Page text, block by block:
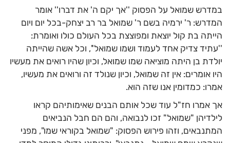
במדרש שמואל על הפסוק ''אך יקם ה' את דברו'' אומר
המדרש: ר' ירמיה בשם ר' שמואל בר רב יצחק-בכל יום ויום
הייתה בת קול יוצאת ומפוצצת בכל העולם כולו ואומרת:
''עתיד צדיק אחד לעמוד ושמו שמואל'', וכל אשה שהייתה
יולדת בן היתה מוציאה שמו שמואל, וכיון שהיו רואים את מעשיו
היו אומרים: אין זה שמואל, וכיון שנולד זה ורואים את מעשיו,
אמרו: כמדומין אנו שזה הוא.
אך אמרו חז"ל עוד שכל אותם הבנים שאימותיהם קראו
לילדיהן "שמואל" זכו לנבואה, והם הם חבל הנביאים
המתנבאים, וזהו פירוש הפסוק: "שמואל בקוראי שמו", מפני